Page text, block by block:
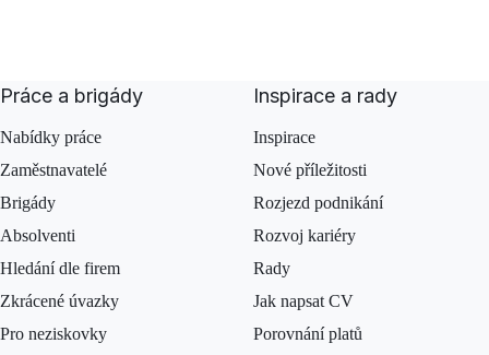
Práce a brigády
Nabídky práce
Zaměstnavatelé
Brigády
Absolventi
Hledání dle firem
Zkrácené úvazky
Pro neziskovky
Inspirace a rady
Inspirace
Nové příležitosti
Rozjezd podnikání
Rozvoj kariéry
Rady
Jak napsat CV
Porovnání platů